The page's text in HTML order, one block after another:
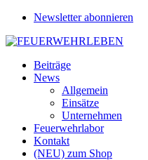
Newsletter abonnieren
Beiträge
News
Allgemein
Einsätze
Unternehmen
Feuerwehrlabor
Kontakt
(NEU) zum Shop